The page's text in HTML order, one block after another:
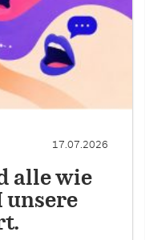
17.07.2026
alle wie
unsere